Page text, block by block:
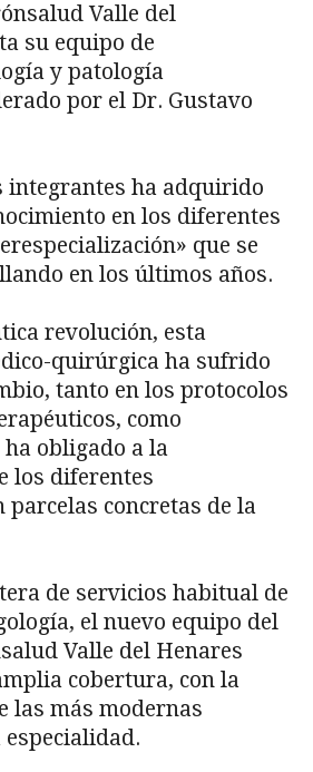
Valle del
su equipo de
y patología
por el Dr. Gustavo
integrantes ha adquirido
en los diferentes
que se
en los últimos años.
revolución, esta
quirúrgica ha sufrido
tanto en los protocolos
como
obligado a la
los diferentes
parcelas concretas de la
de servicios habitual de
el nuevo equipo del
Valle del Henares
cobertura, con la
las más modernas
especialidad.